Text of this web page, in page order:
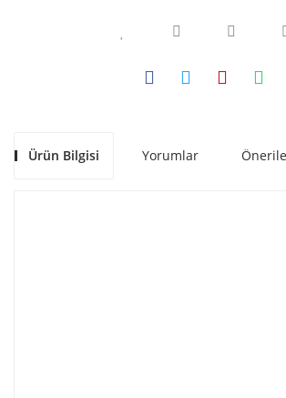
Ürün Bilgisi Yorumlar